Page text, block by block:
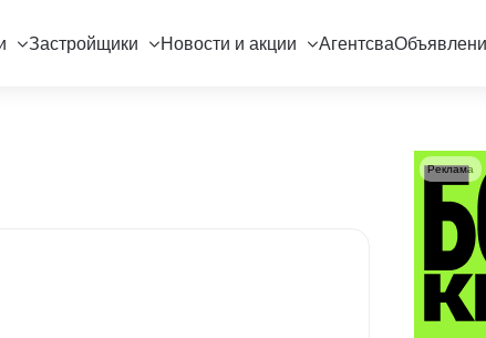
Застройщики Новости и акции Агентсва
Реклама